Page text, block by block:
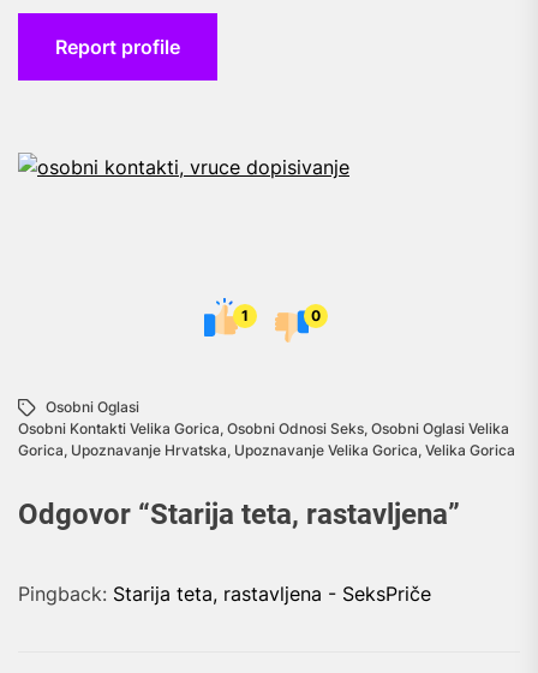
Report profile
1 0
Osobni Oglasi
Osobni Kontakti Velika Gorica, Osobni Odnosi Seks, Osobni Oglasi Velika
Gorica, Upoznavanje Hrvatska, Upoznavanje Velika Gorica, Velika Gorica
Odgovor “Starija teta, rastavljena”
Pingback: Starija teta, rastavljena - SeksPriče